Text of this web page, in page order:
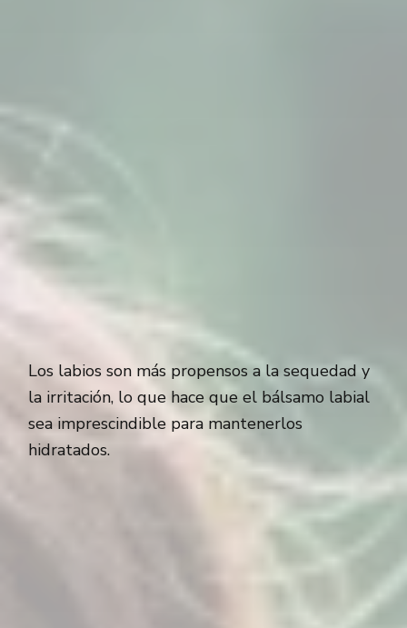
Los labios son más propensos a la sequedad y
la irritación, lo que hace que el bálsamo labial
sea imprescindible para mantenerlos
hidratados.